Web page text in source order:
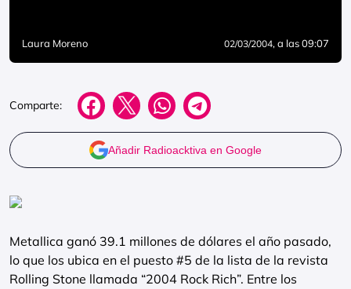
Laura Moreno 02/03/2004, a las 09:07
Comparte:
Añadir Radioacktiva en Google
Metallica ganó 39.1 millones de dólares el año pasado,
lo que los ubica en el puesto #5 de la lista de la revista
Rolling Stone llamada “2004 Rock Rich”. Entre los